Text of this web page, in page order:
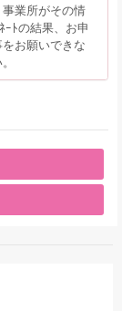
業所がその情
ｰﾄの結果、お申
お願いできな